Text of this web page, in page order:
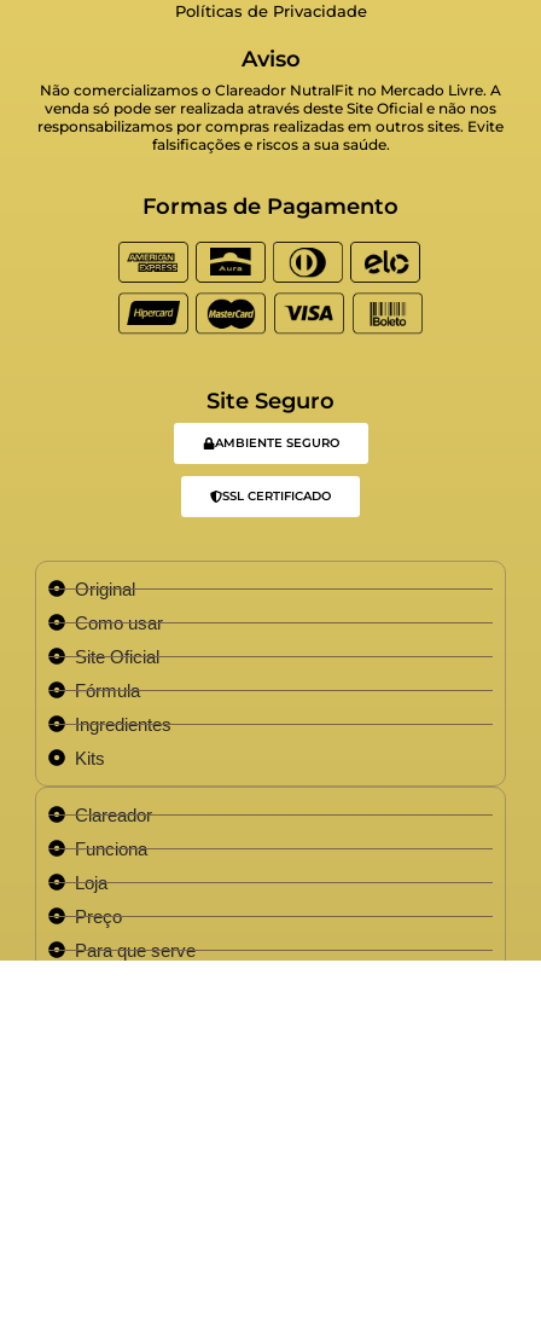
Políticas de Privacidade
Aviso
Não comercializamos o Clareador NutralFit no Mercado Livre. A
venda só pode ser realizada através deste Site Oficial e não nos
responsabilizamos por compras realizadas em outros sites. Evite
falsificações e riscos a sua saúde.
Formas de Pagamento
Site Seguro
AMBIENTE SEGURO
SSL CERTIFICADO
Original
Como usar
Site Oficial
Fórmula
Ingredientes
Kits
Clareador
Funciona
Loja
Preço
Para que serve